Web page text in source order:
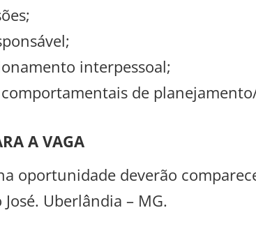
interpessoal;
de
A VAGA
oportunidade deverão
Uberlândia – MG.